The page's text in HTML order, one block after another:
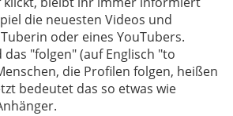
die neuesten Videos und
oder eines YouTubers.
"folgen" (auf Englisch "to
die Profilen folgen, heißen
bedeutet das so etwas wie